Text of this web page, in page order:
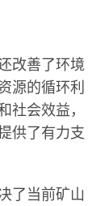
改善了环境
源的循环利
社会效益，
供了有力支
了当前矿山